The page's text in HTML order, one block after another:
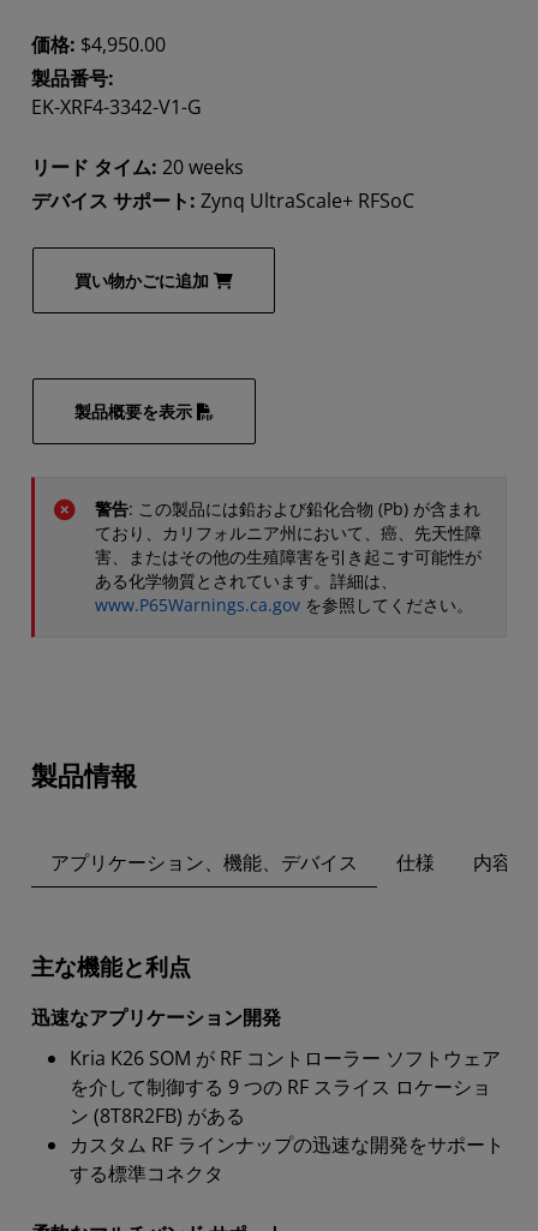
価格: $4,950.00
製品番号:
EK-XRF4-3342-V1-G
リード タイム: 20 weeks
デバイス サポート: Zynq UltraScale+ RFSoC
買い物かごに追加
製品概要を表示
警告: この製品には鉛および鉛化合物 (Pb) が含まれ
ており、カリフォルニア州において、癌、先天性障
害、またはその他の生殖障害を引き起こす可能性が
ある化学物質とされています。詳細は、
www.P65Warnings.ca.gov を参照してください。
製品情報
アプリケーション、機能、デバイス 仕様 内容
主な機能と利点
迅速なアプリケーション開発
Kria K26 SOM が RF コントローラー ソフトウェア
を介して制御する 9 つの RF スライス ロケーショ
ン (8T8R2FB) がある
カスタム RF ラインナップの迅速な開発をサポート
する標準コネクタ